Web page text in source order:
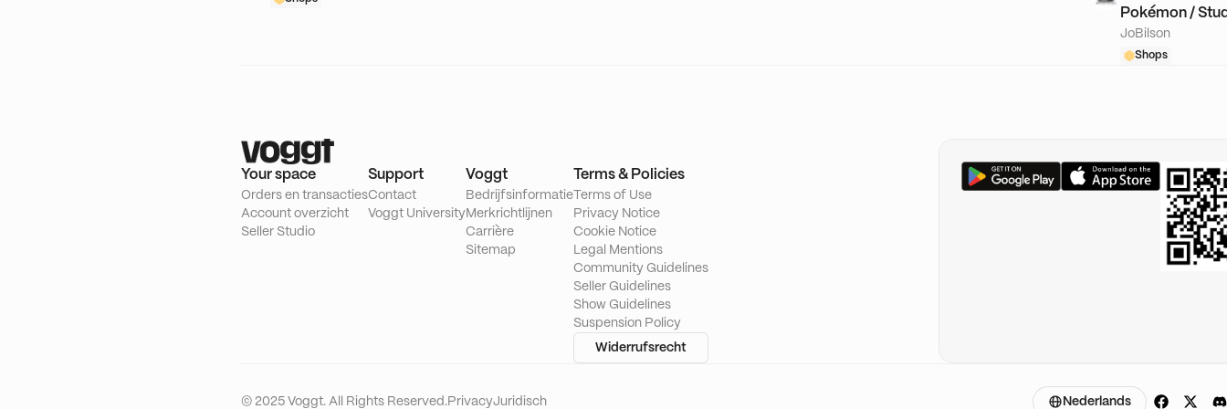
Pokémon /
🎥
JoBilson
Shops
Your space
Orders en transacties
Account overzicht
Seller Studio
Support
Contact
Voggt University
Voggt
Bedrijfsinformatie
Merkrichtlijnen
Carrière
Sitemap
Terms & Policies
Terms of Use
Privacy Notice
Cookie Notice
Legal Mentions
Community Guidelines
Seller Guidelines
Show Guidelines
Suspension Policy
Widerrufsrecht
© 2025 Voggt. All Rights Reserved.PrivacyJuridisch Nederlands